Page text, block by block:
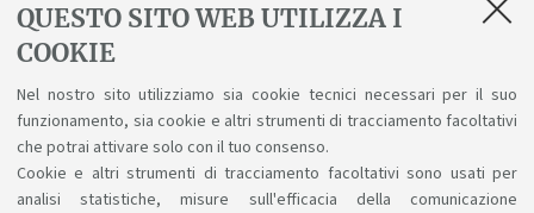
QUESTO SITO WEB UTILIZZA I
COOKIE
Nel nostro sito utilizziamo sia cookie tecnici necessari per il suo
funzionamento, sia cookie e altri strumenti di tracciamento facoltativi
che potrai attivare solo con il tuo consenso.
Cookie e altri strumenti di tracciamento facoltativi sono usati per
analisi statistiche, misure sull'efficacia della comunicazione
Semestralizzazioni A.A. 26/27
Semestralizzazioni insegnamenti A.A. 2026-2027